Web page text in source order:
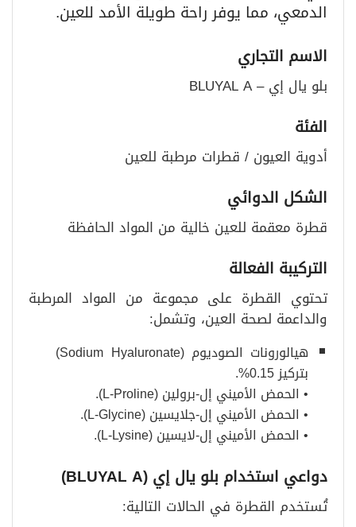
الدمعي، مما يوفر راحة طويلة الأمد للعين.
الاسم التجاري
بلو يال إي – BLUYAL A
الفئة
أدوية العيون / قطرات مرطبة للعين
الشكل الدوائي
قطرة معقمة للعين خالية من المواد الحافظة
التركيبة الفعالة
تحتوي القطرة على مجموعة من المواد المرطبة
والداعمة لصحة العين، وتشمل:
هيالورونات الصوديوم (Sodium Hyaluronate)
بتركيز 0.15%.
• الحمض الأميني إل-برولين (L-Proline).
• الحمض الأميني إل-جلايسين (L-Glycine).
• الحمض الأميني إل-لايسين (L-Lysine).
دواعي استخدام بلو يال إي(BLUYAL A)
تُستخدم القطرة في الحالات التالية: